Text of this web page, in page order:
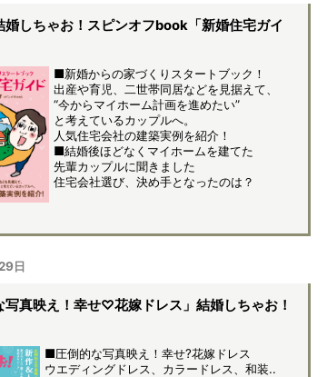
婚しちゃお！スピンオフbook「新婚住宅ガイ
■新婚からの家づくりスタートブック！
出産や育児、二世帯同居などを見据えて、
“今からマイホーム計画を進めたい”
と考えているカップルへ。
人気住宅会社の建築実例を紹介！
■結婚後ほどなくマイホームを建てた
先輩カップルに聞きました
住宅会社選び、決め手となったのは？
日
写真映え！幸せ♡花嫁ドレス」結婚しちゃお！
■圧倒的な写真映え！幸せ?花嫁ドレス
ウエディングドレス、カラードレス、和装..